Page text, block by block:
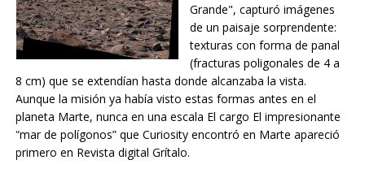
Grande", capturó imágenes
de un paisaje sorprendente:
texturas con forma de panal
(fracturas poligonales de 4 a
8 cm) que se extendían hasta donde alcanzaba la vista.
Aunque la misión ya había visto estas formas antes en el
planeta Marte, nunca en una escala El cargo El impresionante
“mar de polígonos” que Curiosity encontró en Marte apareció
primero en Revista digital Grítalo.